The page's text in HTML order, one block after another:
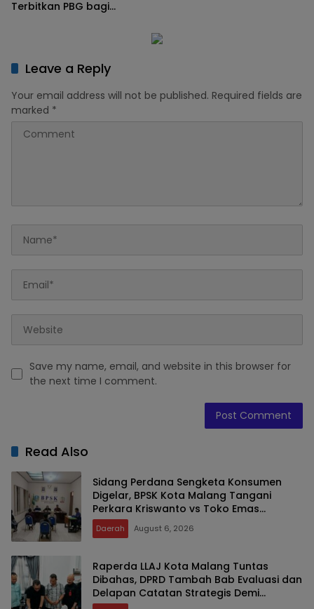
Terbitkan PBG bagi
Leave a Reply
Your email address will not be published. Required fields are
marked *
Save my name, email, and website in this browser for
the next time I comment.
Read Also
Sidang Perdana Sengketa Konsumen
Digelar, BPSK Kota Malang Tangani
Perkara Kriswanto vs Toko Emas
Majusari
Daerah August 6, 2026
Raperda LLAJ Kota Malang Tuntas
Dibahas, DPRD Tambah Bab Evaluasi dan
Delapan Catatan Strategis Demi
Keselamatan Warga